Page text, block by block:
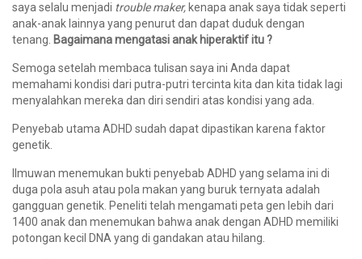
saya selalu menjadi trouble maker, kenapa anak saya tidak seperti
anak-anak lainnya yang penurut dan dapat duduk dengan
tenang. Bagaimana mengatasi anak hiperaktif itu ?
Semoga setelah membaca tulisan saya ini Anda dapat
memahami kondisi dari putra-putri tercinta kita dan kita tidak lagi
menyalahkan mereka dan diri sendiri atas kondisi yang ada.
Penyebab utama ADHD sudah dapat dipastikan karena faktor
genetik.
Ilmuwan menemukan bukti penyebab ADHD yang selama ini di
duga pola asuh atau pola makan yang buruk ternyata adalah
gangguan genetik. Peneliti telah mengamati peta gen lebih dari
1400 anak dan menemukan bahwa anak dengan ADHD memiliki
potongan kecil DNA yang di gandakan atau hilang.